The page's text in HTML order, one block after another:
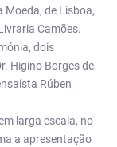
Moeda, de Lisboa,
Camões.
dois
Higino Borges de
Rúben
larga escala, no
a apresentação